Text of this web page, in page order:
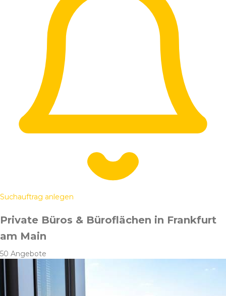
Suchauftrag anlegen
Private Büros & Büroflächen in Frankfurt
am Main
50 Angebote